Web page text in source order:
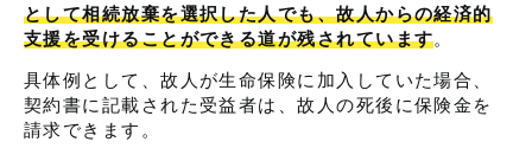
として相続放棄を選択した人でも、故人からの経済的
支援を受けることができる道が残されています。
具体例として、故人が生命保険に加入していた場合、
契約書に記載された受益者は、故人の死後に保険金を
請求できます。